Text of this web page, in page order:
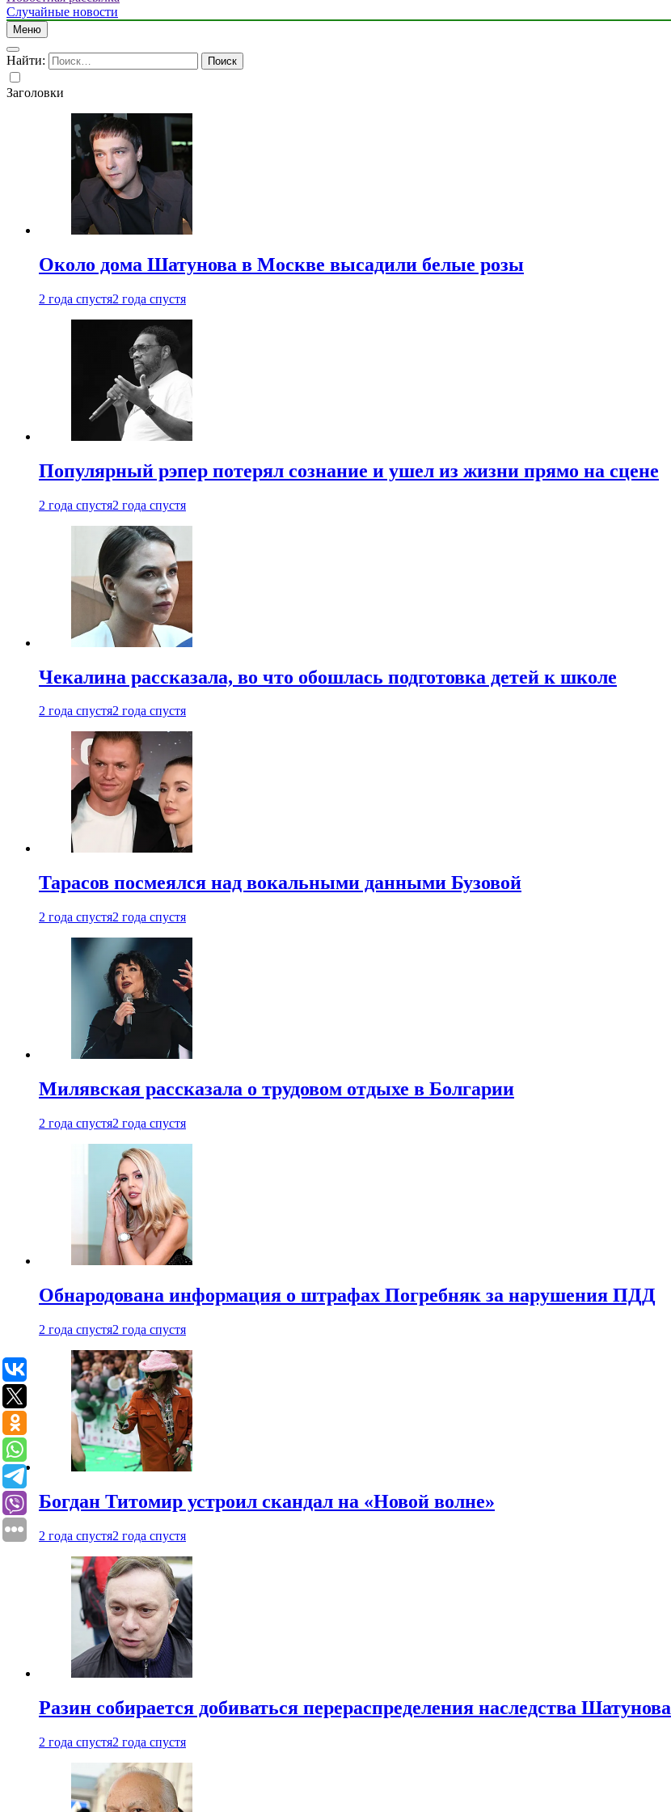
Случайные новости
Меню
Найти:
Заголовки
Около дома Шатунова в Москве высадили белые розы
2 года спустя2 года спустя
Популярный рэпер потерял сознание и ушел из жизни прямо на сцене
2 года спустя2 года спустя
Чекалина рассказала, во что обошлась подготовка детей к школе
2 года спустя2 года спустя
Тарасов посмеялся над вокальными данными Бузовой
2 года спустя2 года спустя
Милявская рассказала о трудовом отдыхе в Болгарии
2 года спустя2 года спустя
Обнародована информация о штрафах Погребняк за нарушения ПДД
2 года спустя2 года спустя
Богдан Титомир устроил скандал на «Новой волне»
2 года спустя2 года спустя
Разин собирается добиваться перераспределения наследства Шатунова
2 года спустя2 года спустя